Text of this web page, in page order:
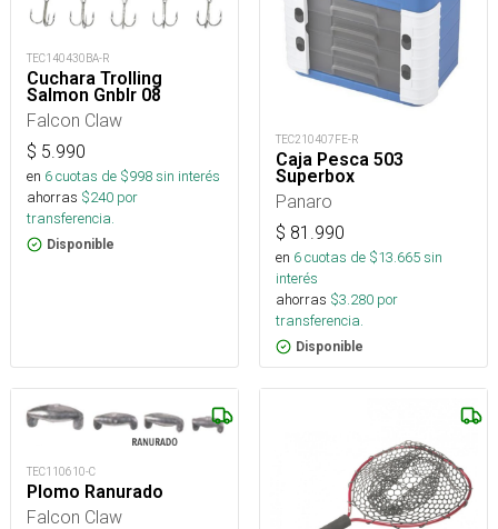
TEC140430BA-R
Cuchara Trolling
Salmon Gnblr 08
Falcon Claw
$ 5.990
en 6cuotas de $998sin interés
ahorras $240 por
transferencia.
Disponible
TEC210407FE-R
Caja Pesca 503
Superbox
Panaro
$ 81.990
en 6cuotas de $13.665sin
interés
ahorras $3.280 por
transferencia.
Disponible
TEC110610-C
Plomo Ranurado
Falcon Claw